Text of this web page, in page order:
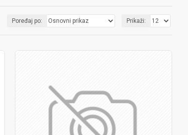
Poređaj po: Prikaži: